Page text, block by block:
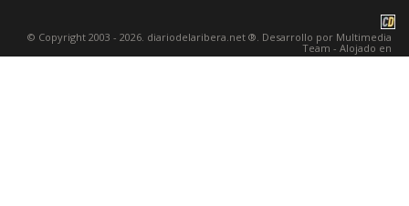
© Copyright 2003 - 2026. diariodelaribera.net ®. Desarrollo por Multimedia
Team - Alojado en